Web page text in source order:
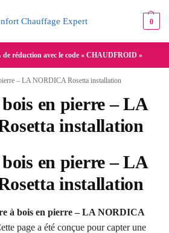
0
de réduction avec le code « CHAUDFROID »
– LA NORDICA Rosetta installation
en pierre – LA
installation
en pierre – LA
installation
à bois en pierre – LA NORDICA
page a été conçue pour capter une